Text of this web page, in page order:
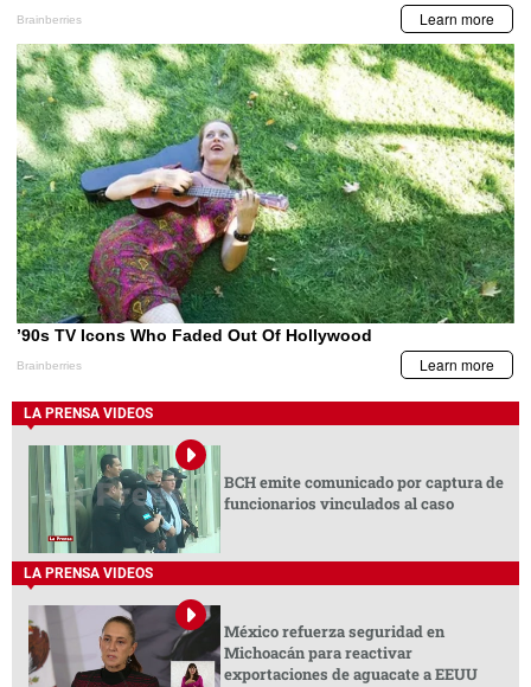
LA PRENSA VIDEOS
BCH emite comunicado por captura de
funcionarios vinculados al caso
LA PRENSA VIDEOS
México refuerza seguridad en
Michoacán para reactivar
exportaciones de aguacate a EEUU